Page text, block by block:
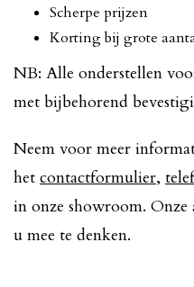
Scherpe prijzen
Korting bij grote
NB: Alle onderstellen
met bijbehorend
Neem voor meer
het contactformulier,
in onze showroom. Onze
u mee te denken.